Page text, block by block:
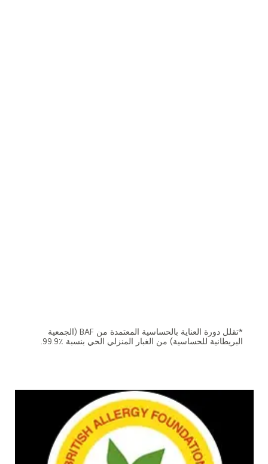
*تقلل دورة العناية بالحساسية المعتمدة من BAF (الجمعية
البريطانية للحساسية) من الغبار المنزلي الحي بنسبة ٪99.9.